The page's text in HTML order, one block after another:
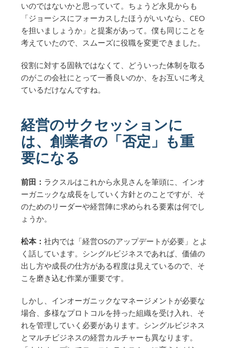
いのではないかと思っていて。ちょうど永見からも
「ジョーシスにフォーカスしたほうがいいなら、CEO
を担いましょうか」と提案があって。僕も同じことを
考えていたので、スムーズに役職を変更できました。
役割に対する固執ではなくて、どういった体制を取る
のがこの会社にとって一番良いのか、をお互いに考え
ているだけなんですね。
経営のサクセッションに
は、創業者の「否定」も重
要になる
前田： ラクスルはこれから永見さんを筆頭に、インオ
ーガニックな成長をしていく方針とのことですが、そ
のためのリーダーや経営陣に求められる要素は何でし
ょうか。
松本： 社内では「経営OSのアップデートが必要」とよ
く話しています。シングルビジネスであれば、価値の
出し方や成長の仕方がある程度は見えているので、そ
こを磨き込む作業が重要です。
しかし、インオーガニックなマネージメントが必要な
場合、多様なプロトコルを持った組織を受け入れ、そ
れを管理していく必要があります。シングルビジネス
とマルチビジネスの経営カルチャーも異なります。